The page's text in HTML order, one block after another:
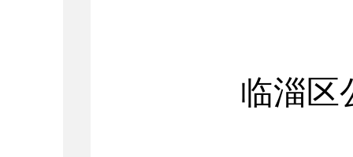
临淄区